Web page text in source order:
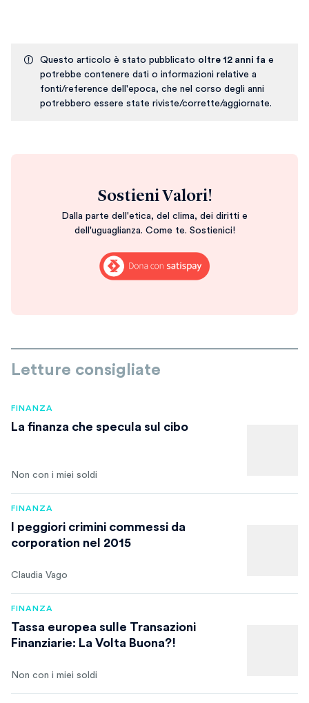
Questo articolo è stato pubblicato oltre 12 anni fa e
potrebbe contenere dati o informazioni relative a
fonti/reference dell'epoca, che nel corso degli anni
potrebbero essere state riviste/corrette/aggiornate.
Sostieni Valori!
Dalla parte dell'etica, del clima, dei diritti e
dell'uguaglianza. Come te. Sostienici!
Letture consigliate
FINANZA
La finanza che specula sul cibo
Non con i miei soldi
FINANZA
I peggiori crimini commessi da
corporation nel 2015
Claudia Vago
FINANZA
Tassa europea sulle Transazioni
Finanziarie: La Volta Buona?!
Non con i miei soldi